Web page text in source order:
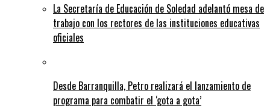
La Secretaría de Educación de Soledad adelantó mesa de
trabajo con los rectores de las instituciones educativas
oficiales
Desde Barranquilla, Petro realizará el lanzamiento de
programa para combatir el ‘gota a gota’